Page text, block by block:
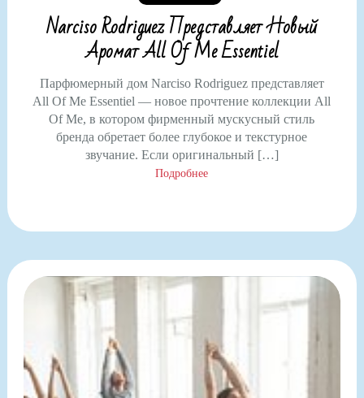
Narciso Rodriguez Представляет Новый
Аромат All Of Me Essentiel
Парфюмерный дом Narciso Rodriguez представляет
All Of Me Essentiel — новое прочтение коллекции All
Of Me, в котором фирменный мускусный стиль
бренда обретает более глубокое и текстурное
звучание. Если оригинальный […]
Подробнее